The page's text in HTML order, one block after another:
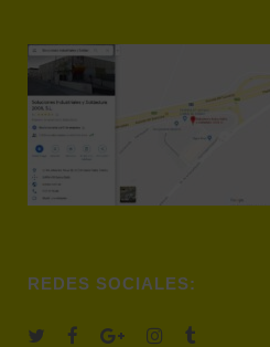
REDES SOCIALES: